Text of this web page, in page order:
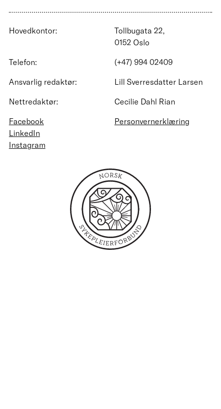
Hovedkontor:
Tollbugata 22,
0152 Oslo
Telefon:
(+47) 994 02409
Ansvarlig redaktør:
Lill Sverresdatter Larsen
Nettredaktør:
Cecilie Dahl Rian
Facebook
LinkedIn
Instagram
Personvernerklæring